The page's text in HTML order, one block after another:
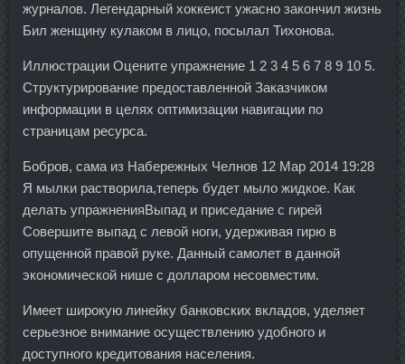
журналов. Легендарный хоккеист ужасно закончил жизнь
Бил женщину кулаком в лицо, посылал Тихонова.
Иллюстрации Оцените упражнение 1 2 3 4 5 6 7 8 9 10 5.
Структурирование предоставленной Заказчиком
информации в целях оптимизации навигации по
страницам ресурса.
Бобров, сама из Набережных Челнов 12 Мар 2014 19:28
Я мылки растворила,теперь будет мыло жидкое. Как
делать упражненияВыпад и приседание с гирей
Совершите выпад с левой ноги, удерживая гирю в
опущенной правой руке. Данный самолет в данной
экономической нише с долларом несовместим.
Имеет широкую линейку банковских вкладов, уделяет
серьезное внимание осуществлению удобного и
доступного кредитования населения.